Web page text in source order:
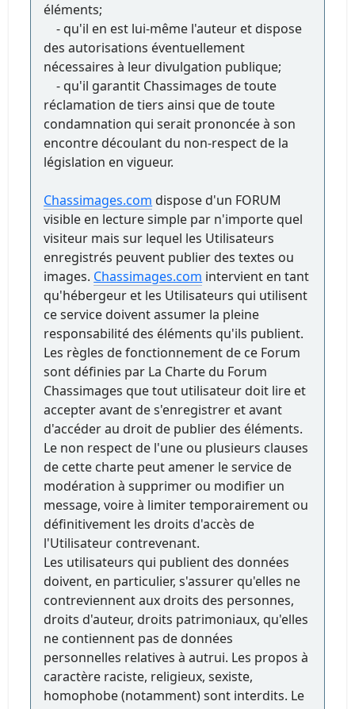
éléments;
- qu'il en est lui-même l'auteur et dispose
des autorisations éventuellement
nécessaires à leur divulgation publique;
- qu'il garantit Chassimages de toute
réclamation de tiers ainsi que de toute
condamnation qui serait prononcée à son
encontre découlant du non-respect de la
législation en vigueur.
Chassimages.com dispose d'un FORUM
visible en lecture simple par n'importe quel
visiteur mais sur lequel les Utilisateurs
enregistrés peuvent publier des textes ou
images. Chassimages.com intervient en tant
qu'hébergeur et les Utilisateurs qui utilisent
ce service doivent assumer la pleine
responsabilité des éléments qu'ils publient.
Les règles de fonctionnement de ce Forum
sont définies par La Charte du Forum
Chassimages que tout utilisateur doit lire et
accepter avant de s'enregistrer et avant
d'accéder au droit de publier des éléments.
Le non respect de l'une ou plusieurs clauses
de cette charte peut amener le service de
modération à supprimer ou modifier un
message, voire à limiter temporairement ou
définitivement les droits d'accès de
l'Utilisateur contrevenant.
Les utilisateurs qui publient des données
doivent, en particulier, s'assurer qu'elles ne
contreviennent aux droits des personnes,
droits d'auteur, droits patrimoniaux, qu'elles
ne contiennent pas de données
personnelles relatives à autrui. Les propos à
caractère raciste, religieux, sexiste,
homophobe (notamment) sont interdits. Le